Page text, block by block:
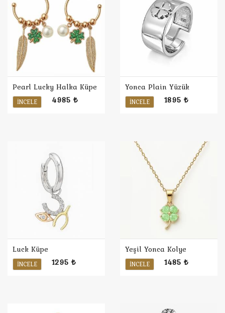
Pearl Lucky Halka Küpe
İNCELE 4985 ₺
Yonca Plain Yüzük
İNCELE 1895 ₺
Luck Küpe
İNCELE 1295 ₺
Yeşil Yonca Kolye
İNCELE 1485 ₺